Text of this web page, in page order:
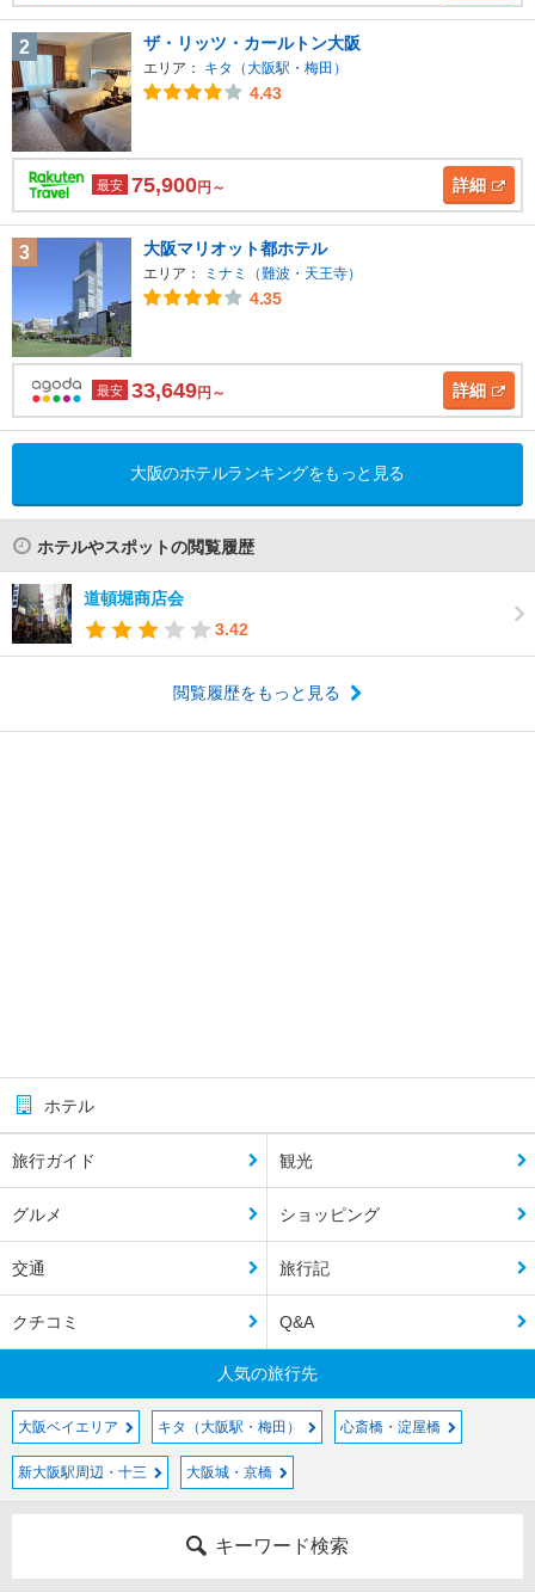
2 ザ・リッツ・カールトン大阪
エリア： キタ（大阪駅・梅田）
4.43
最安 75,900円～ 詳細
3 大阪マリオット都ホテル
エリア： ミナミ（難波・天王寺）
4.35
最安 33,649円～ 詳細
大阪のホテルランキングをもっと見る
ホテルやスポットの閲覧履歴
道頓堀商店会
3.42
閲覧履歴をもっと見る
ホテル
旅行ガイド 観光
グルメ ショッピング
交通 旅行記
クチコミ Q&A
人気の旅行先
大阪ベイエリア キタ（大阪駅・梅田） 心斎橋・淀屋橋
新大阪駅周辺・十三 大阪城・京橋
キーワード検索